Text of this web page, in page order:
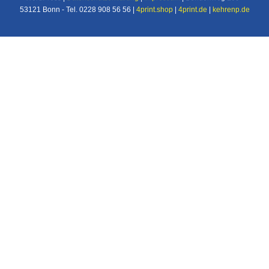
53121 Bonn - Tel. 0228 908 56 56 | 4print.shop| 4print.de kehrenp.de